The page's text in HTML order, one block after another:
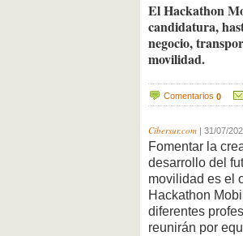
El Hackathon
candidatura,
negocio,
movilidad.
Comentarios 0
Cibersur.com 31/07/
Fomentar la
desarrollo del
movilidad es el
Hackathon
diferentes
reunirán por